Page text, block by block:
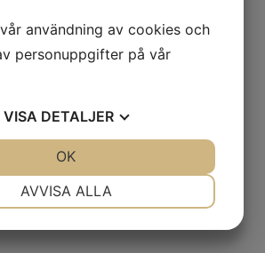
kompetensen för att
Detta gör vi genom att
genom skriftliga prov
övningar. När du har
utfärdar vi ett
som visar att du har den
krävs för att arbeta med
användning av cookies och
personuppgifter på vår
VISA DETALJER
AVVISA ALLA
OK